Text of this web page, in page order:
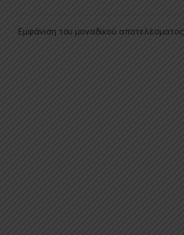
Εμφάνιση του μοναδικού αποτελέσματος